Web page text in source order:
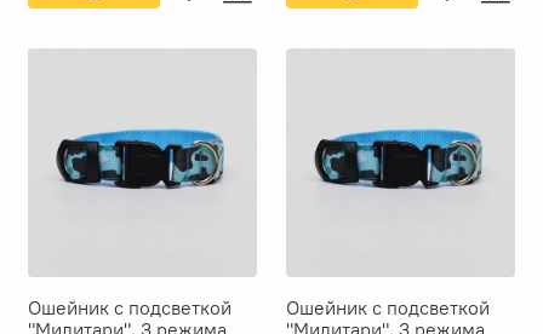
Ошейник с подсветкой
Ошейник с подсветкой